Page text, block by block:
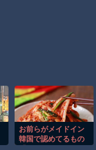
お前らがメイドイン
韓国で認めてるもの